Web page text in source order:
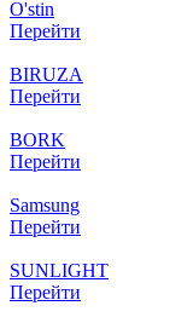
O'stin
Перейти
BIRUZA
Перейти
BORK
Перейти
Samsung
Перейти
SUNLIGHT
Перейти